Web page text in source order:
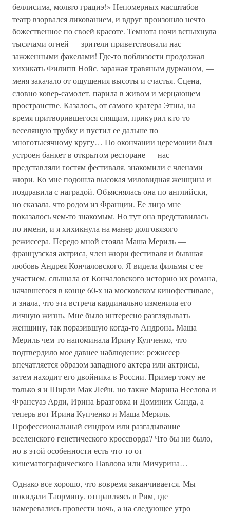
беллисима, мольто грациэ!» Непомерных масштабов
театр взорвался ликованием, и вдруг произошло нечто
божественное по своей красоте. Темнота ночи вспыхнула
тысячами огней — зрители приветствовали нас
зажженными факелами! Где-то поблизости продолжал
хихикать Филипп Нойс, заражая травяным дурманом, —
меня закачало от ощущения высоты и счастья. Сцена,
словно ковер-самолет, парила в живом и мерцающем
пространстве. Казалось, от самого кратера Этны, на
время притворившегося спящим, прикурил кто-то
веселящую трубку и пустил ее дальше по
многотысячному кругу… По окончании церемонии был
устроен банкет в открытом ресторане — нас
представляли гостям фестиваля, знакомили с членами
жюри. Ко мне подошла высокая миловидная женщина и
поздравила с наградой. Объяснялась она по-английски,
но сказала, что родом из Франции. Ее лицо мне
показалось чем-то знакомым. Но тут она представилась
по имени, и я хихикнула на манер долговязого
режиссера. Передо мной стояла Маша Мериль —
французская актриса, член жюри фестиваля и бывшая
любовь Андрея Кончаловского. Я видела фильмы с ее
участием, слышала от Кончаловского историю их романа,
начавшегося в конце 60-х на московском кинофестивале,
и знала, что эта встреча кардинально изменила его
личную жизнь. Мне было интересно разглядывать
женщину, так поразившую когда-то Андрона. Маша
Мериль чем-то напоминала Ирину Купченко, что
подтвердило мое давнее наблюдение: режиссер
впечатляется образом западного актера или актрисы,
затем находит его двойника в России. Пример тому не
только я и Ширли Мак Лейн, но также Марина Неелова и
Франсуаз Арди, Ирина Бразговка и Доминик Санда, а
теперь вот Ирина Купченко и Маша Мериль.
Профессиональный синдром или разгадывание
вселенского генетического кроссворда? Что бы ни было,
но в этой особенности есть что-то от
кинематографического Павлова или Мичурина…
Однако все хорошо, что вовремя заканчивается. Мы
покидали Таормину, отправляясь в Рим, где
намеревались провести ночь, а на следующее утро